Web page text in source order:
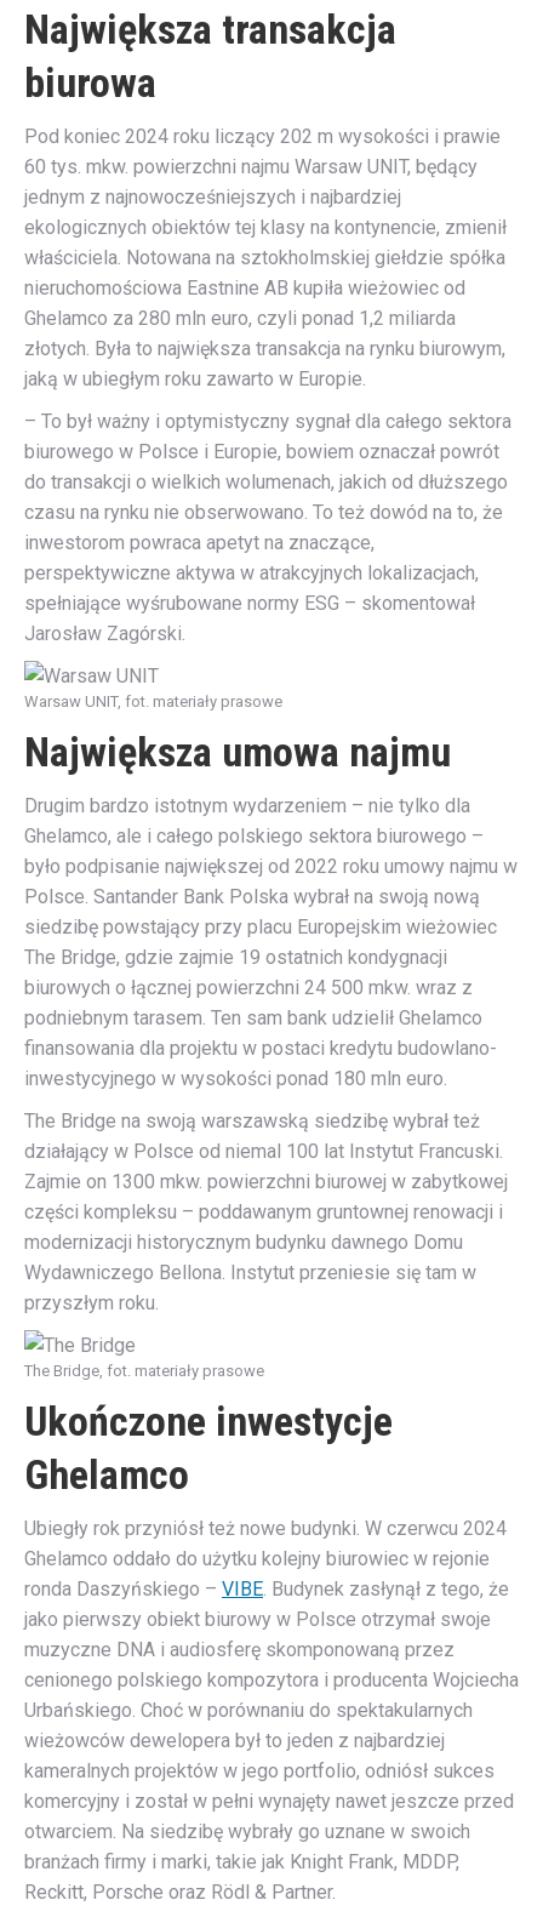
Największa transakcja
biurowa
Pod koniec 2024 roku liczący 202 m wysokości i prawie
60 tys. mkw. powierzchni najmu Warsaw UNIT, będący
jednym z najnowocześniejszych i najbardziej
ekologicznych obiektów tej klasy na kontynencie, zmienił
właściciela. Notowana na sztokholmskiej giełdzie spółka
nieruchomościowa Eastnine AB kupiła wieżowiec od
Ghelamco za 280 mln euro, czyli ponad 1,2 miliarda
złotych. Była to największa transakcja na rynku biurowym,
jaką w ubiegłym roku zawarto w Europie.
– To był ważny i optymistyczny sygnał dla całego sektora
biurowego w Polsce i Europie, bowiem oznaczał powrót
do transakcji o wielkich wolumenach, jakich od dłuższego
czasu na rynku nie obserwowano. To też dowód na to, że
inwestorom powraca apetyt na znaczące,
perspektywiczne aktywa w atrakcyjnych lokalizacjach,
spełniające wyśrubowane normy ESG – skomentował
Jarosław Zagórski.
Warsaw UNIT, fot. materiały prasowe
Największa umowa najmu
Drugim bardzo istotnym wydarzeniem – nie tylko dla
Ghelamco, ale i całego polskiego sektora biurowego –
było podpisanie największej od 2022 roku umowy najmu w
Polsce. Santander Bank Polska wybrał na swoją nową
siedzibę powstający przy placu Europejskim wieżowiec
The Bridge, gdzie zajmie 19 ostatnich kondygnacji
biurowych o łącznej powierzchni 24 500 mkw. wraz z
podniebnym tarasem. Ten sam bank udzielił Ghelamco
finansowania dla projektu w postaci kredytu budowlano-
inwestycyjnego w wysokości ponad 180 mln euro.
The Bridge na swoją warszawską siedzibę wybrał też
działający w Polsce od niemal 100 lat Instytut Francuski.
Zajmie on 1300 mkw. powierzchni biurowej w zabytkowej
części kompleksu – poddawanym gruntownej renowacji i
modernizacji historycznym budynku dawnego Domu
Wydawniczego Bellona. Instytut przeniesie się tam w
przyszłym roku.
The Bridge, fot. materiały prasowe
Ukończone inwestycje
Ghelamco
Ubiegły rok przyniósł też nowe budynki. W czerwcu 2024
Ghelamco oddało do użytku kolejny biurowiec w rejonie
ronda Daszyńskiego – VIBE. Budynek zasłynął z tego, że
jako pierwszy obiekt biurowy w Polsce otrzymał swoje
muzyczne DNA i audiosferę skomponowaną przez
cenionego polskiego kompozytora i producenta Wojciecha
Urbańskiego. Choć w porównaniu do spektakularnych
wieżowców dewelopera był to jeden z najbardziej
kameralnych projektów w jego portfolio, odniósł sukces
komercyjny i został w pełni wynajęty nawet jeszcze przed
otwarciem. Na siedzibę wybrały go uznane w swoich
branżach firmy i marki, takie jak Knight Frank, MDDP,
Reckitt, Porsche oraz Rödl & Partner.